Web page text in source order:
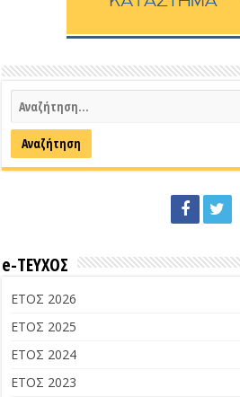
e-ΤΕΥΧΟΣ
ΕΤΟΣ 2026
ΕΤΟΣ 2025
ΕΤΟΣ 2024
ΕΤΟΣ 2023